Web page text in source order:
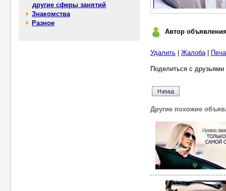
другие сферы занятий
Знакомства
Разное
Автор
Удалить Жалоба|
Поделиться с
Другие похожие